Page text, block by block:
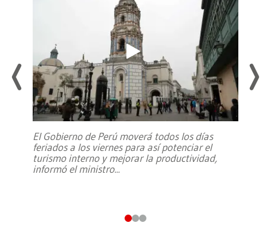
El Gobierno de Perú moverá todos los días
feriados a los viernes para así potenciar el
turismo interno y mejorar la productividad,
informó el ministro...